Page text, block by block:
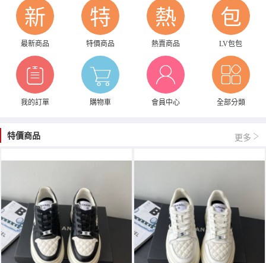
新
最新商品
特
特價商品
熱
熱賣商品
包
LV包包
我的訂單 購物車 會員中心 全部分類
特價商品 更多